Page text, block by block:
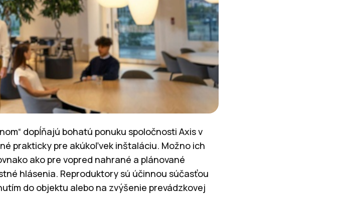
dopĺňajú bohatú ponuku spoločnosti Axis v
prakticky pre akúkoľvek inštaláciu. Možno ich
ako pre vopred nahrané a plánované
hlásenia. Reproduktory sú účinnou súčasťou
do objektu alebo na zvýšenie prevádzkovej